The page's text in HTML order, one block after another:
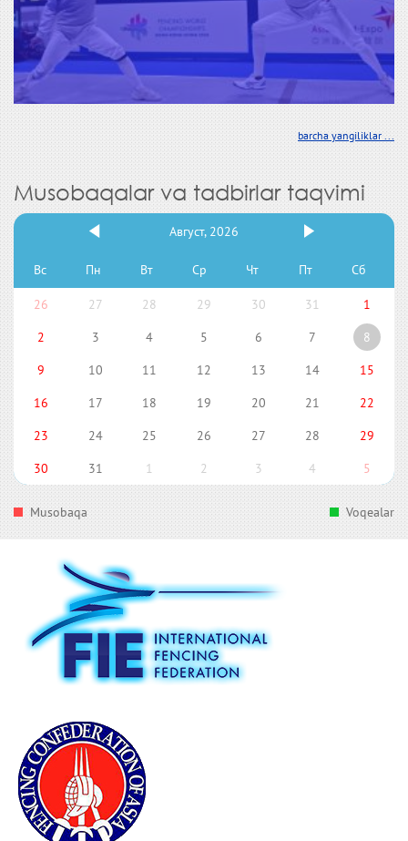
barcha yangiliklar ...
Musobaqalar va tadbirlar taqvimi
Август, 2026
Вс Пн Вт Ср Чт Пт Сб
26 27 28 29 30 31
1
2
3 4 5 6 7
8
9
10 11 12 13 14
15
16
17 18 19 20 21
22
23
24 25 26 27 28
29
30
31 1 2 3 4 5
Musobaqa Voqealar